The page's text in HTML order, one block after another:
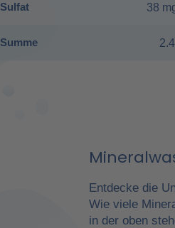
Sulfat
Summe
38
Entdecke die
Wie viele
in der oben